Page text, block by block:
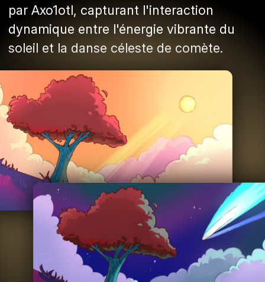
par Axo1otl, capturant l'interaction
dynamique entre l'énergie vibrante du
soleil et la danse céleste de comète.